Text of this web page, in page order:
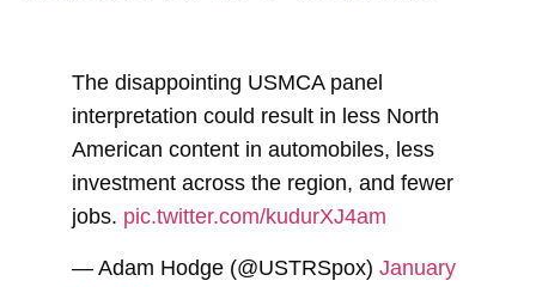
The disappointing USMCA panel
interpretation could result in less North
American content in automobiles, less
investment across the region, and fewer
jobs. pic.twitter.com/kudurXJ4am
— Adam Hodge (@USTRSpox) January